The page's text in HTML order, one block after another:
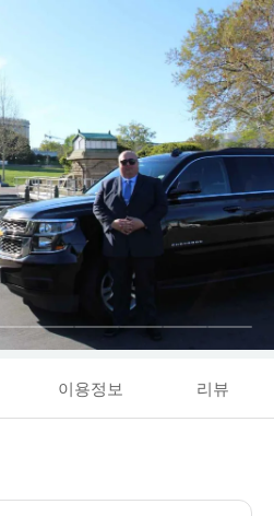
이용정보 리뷰